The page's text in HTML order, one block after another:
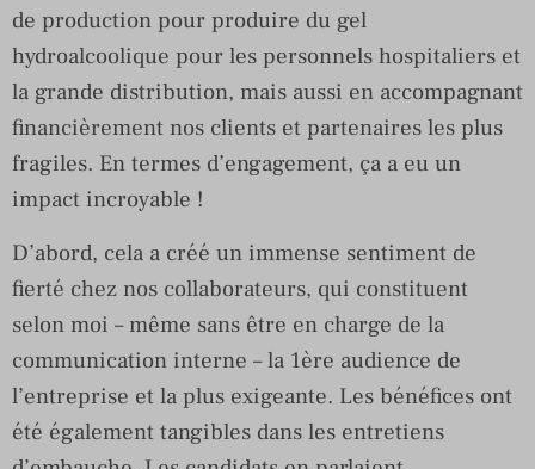
de production pour produire du gel
hydroalcoolique pour les personnels hospitaliers et
la grande distribution, mais aussi en accompagnant
financièrement nos clients et partenaires les plus
fragiles. En termes d’engagement, ça a eu un
impact incroyable !
D’abord, cela a créé un immense sentiment de
fierté chez nos collaborateurs, qui constituent
selon moi – même sans être en charge de la
communication interne – la 1ère audience de
l’entreprise et la plus exigeante. Les bénéfices ont
été également tangibles dans les entretiens